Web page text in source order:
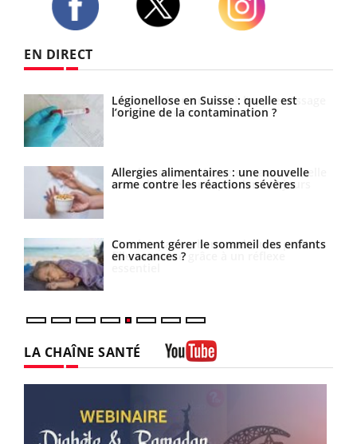
EN DIRECT
Légionellose en Suisse : quelle est
l’origine de la contamination ?
Allergies alimentaires : une nouvelle
arme contre les réactions sévères
Comment gérer le sommeil des enfants
en vacances ?
LA CHAÎNE SANTÉ